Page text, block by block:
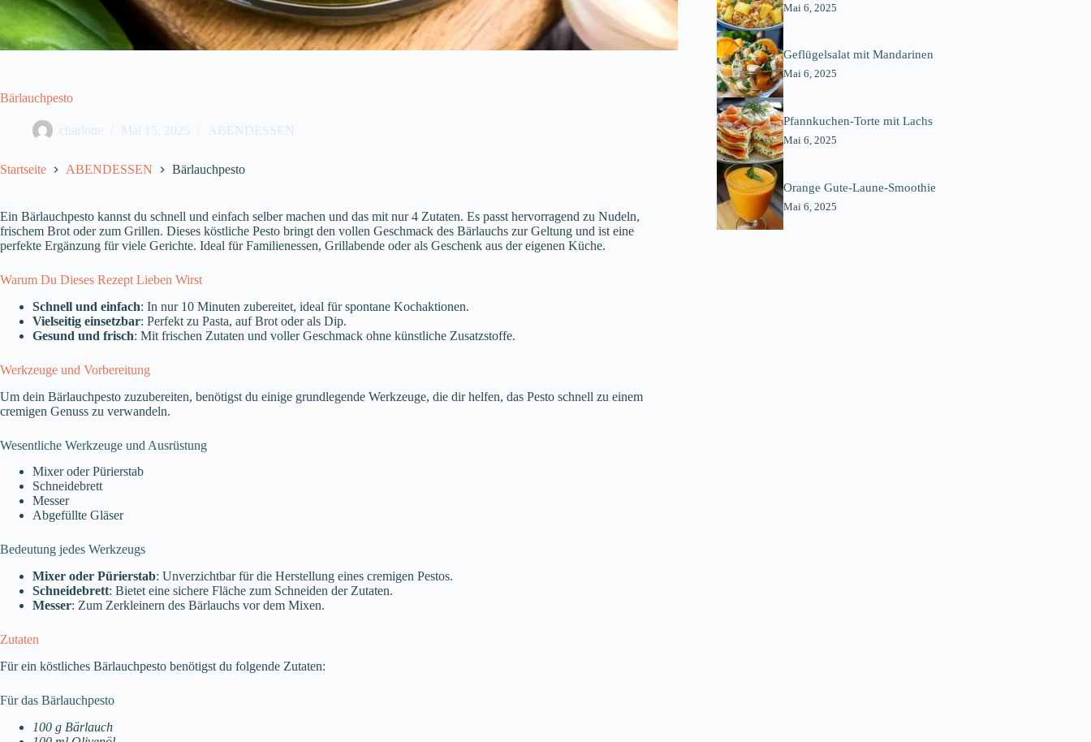
Bärlauchpesto
charlotte Mai 15, 2025 ABENDESSEN
Startseite ABENDESSEN Bärlauchpesto
Ein Bärlauchpesto kannst du schnell und einfach selber machen und das mit nur 4 Zutaten. Es passt hervorragend zu Nudeln,
frischem Brot oder zum Grillen. Dieses köstliche Pesto bringt den vollen Geschmack des Bärlauchs zur Geltung und ist eine
perfekte Ergänzung für viele Gerichte. Ideal für Familienessen, Grillabende oder als Geschenk aus der eigenen Küche.
Warum Du Dieses Rezept Lieben Wirst
Schnell und einfach: In nur 10 Minuten zubereitet, ideal für spontane Kochaktionen.
Vielseitig einsetzbar: Perfekt zu Pasta, auf Brot oder als Dip.
Gesund und frisch: Mit frischen Zutaten und voller Geschmack ohne künstliche Zusatzstoffe.
Werkzeuge und Vorbereitung
Um dein Bärlauchpesto zuzubereiten, benötigst du einige grundlegende Werkzeuge, die dir helfen, das Pesto schnell zu einem
cremigen Genuss zu verwandeln.
Wesentliche Werkzeuge und Ausrüstung
Mixer oder Pürierstab
Schneidebrett
Messer
Abgefüllte Gläser
Bedeutung jedes Werkzeugs
Mixer oder Pürierstab: Unverzichtbar für die Herstellung eines cremigen Pestos.
Schneidebrett: Bietet eine sichere Fläche zum Schneiden der Zutaten.
Messer: Zum Zerkleinern des Bärlauchs vor dem Mixen.
Zutaten
Für ein köstliches Bärlauchpesto benötigst du folgende Zutaten:
Für das Bärlauchpesto
100 g Bärlauch
Mai 6, 2025
Geflügelsalat mit Mandarinen
Mai 6, 2025
Pfannkuchen-Torte mit Lachs
Mai 6, 2025
Orange Gute-Laune-Smoothie
Mai 6, 2025